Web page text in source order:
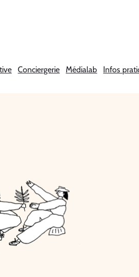
Conciergerie Médialab Infos